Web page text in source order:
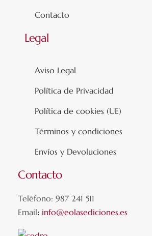
Contacto
Legal
Aviso Legal
Política de Privacidad
Política de cookies (UE)
Términos y condiciones
Envíos y Devoluciones
Contacto
Teléfono: 987 241 511
Email: info@eolasediciones.es